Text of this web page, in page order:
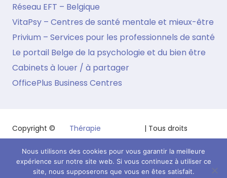
Réseau EFT – Belgique
VitaPsy – Centres de santé mentale et mieux-être
Privium – Services pour les professionnels de santé
Le portail Belge de la psychologie et du bien être
Cabinets à louer / à partager
OfficePlus Business Centres
Copyright ©
Thérapie
| Tous droits
Powered by Privium – Services pour psychologues,
psychothérapeutes et hypnothérapeutes.
Nous utilisons des cookies pour vous garantir la meilleure
expérience sur notre site web. Si vous continuez à utiliser ce
site, nous supposerons que vous en êtes satisfait.